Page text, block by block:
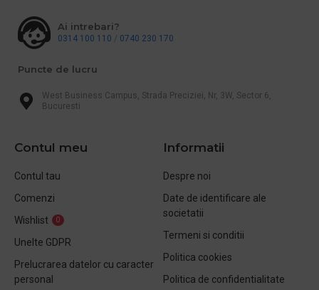
Ai intrebari?
0314 100 110 / 0740 230 170
Puncte de lucru
West Business Campus, Strada Preciziei, Nr, 3W, Sector 6,
Bucuresti
Contul meu
Contul tau
Comenzi
Wishlist
0
Unelte GDPR
Prelucrarea datelor cu caracter
personal
Informatii
Despre noi
Date de identificare ale
societatii
Termeni si conditii
Politica cookies
Politica de confidentialitate